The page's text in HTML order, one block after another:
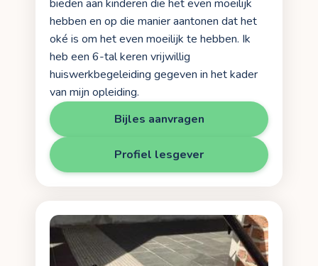
bieden aan kinderen die het even moeilijk
hebben en op die manier aantonen dat het
oké is om het even moeilijk te hebben. Ik
heb een 6-tal keren vrijwillig
huiswerkbegeleiding gegeven in het kader
van mijn opleiding.
Bijles aanvragen
Profiel lesgever